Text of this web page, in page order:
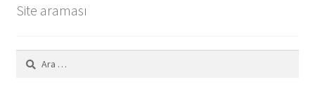
Site araması
Arama: